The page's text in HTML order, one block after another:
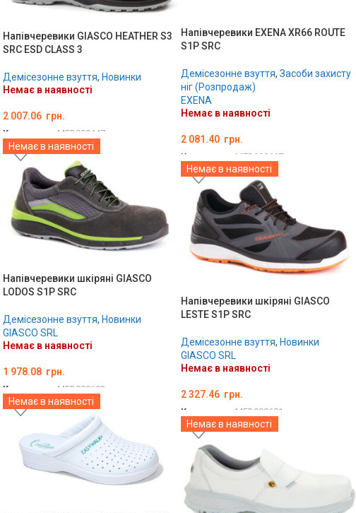
Напівчеревики EXENA XR66 ROUTE
S1P SRC
Демісезонне взуття, Засоби захисту
ніг (Розпродаж)
EXENA
Немає в наявності
2 081.40 грн.
Код товару: MED000667
ОБЕРІТЬ ОПЦІЇ
Напівчеревики GIASCO HEATHER S3
SRC ESD CLASS 3
Демісезонне взуття, Новинки
Немає в наявності
2 007.06 грн.
Код товару: MED000447
ОБЕРІТЬ ОПЦІЇ
Немає в наявності
Напівчеревики шкіряні GIASCO
LODOS S1P SRC
Демісезонне взуття, Новинки
GIASCO SRL
Немає в наявності
1 978.08 грн.
Код товару: MED000603
ОБЕРІТЬ ОПЦІЇ
Немає в наявності
Напівчеревики шкіряні GIASCO
LESTE S1P SRC
Демісезонне взуття, Новинки
GIASCO SRL
Немає в наявності
2 327.46 грн.
Код товару: MED000601
ОБЕРІТЬ ОПЦІЇ
Немає в наявності
Немає в наявності